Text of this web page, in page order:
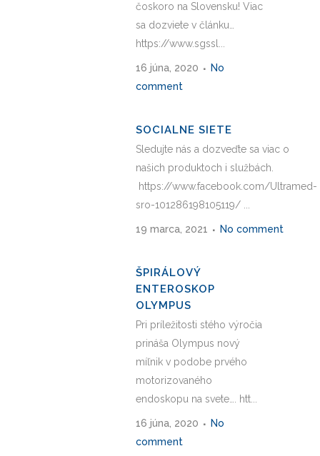
čoskoro na Slovensku! Viac
sa dozviete v článku…
https://www.sgssl...
16 júna, 2020
No
comment
SOCIALNE SIETE
Sledujte nás a dozveďte sa viac o
našich produktoch i službách.
https://www.facebook.com/Ultramed-
sro-101286198105119/ ...
19 marca, 2021 No comment
ŠPIRÁLOVÝ
ENTEROSKOP
OLYMPUS
Pri príležitosti stého výročia
prináša Olympus nový
míľnik v podobe prvého
motorizovaného
endoskopu na svete…. htt...
16 júna, 2020
No
comment